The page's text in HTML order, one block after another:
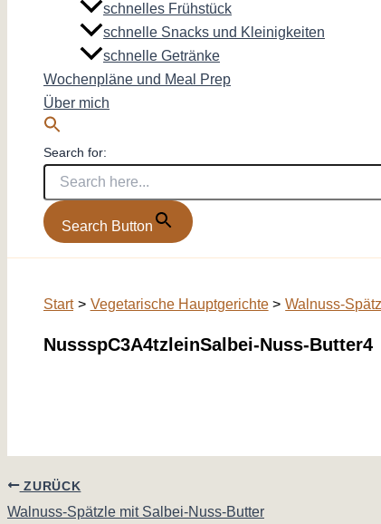
schnelles Frühstück
schnelle Snacks und Kleinigkeiten
schnelle Getränke
Wochenpläne und Meal Prep
Über mich
Search for:
Search Button
Start Vegetarische Hauptgerichte Walnuss-
NussspC3A4tzleinSalbei-Nuss-Butter4
ZURÜCK
Walnuss-Spätzle mit Salbei-Nuss-Butter